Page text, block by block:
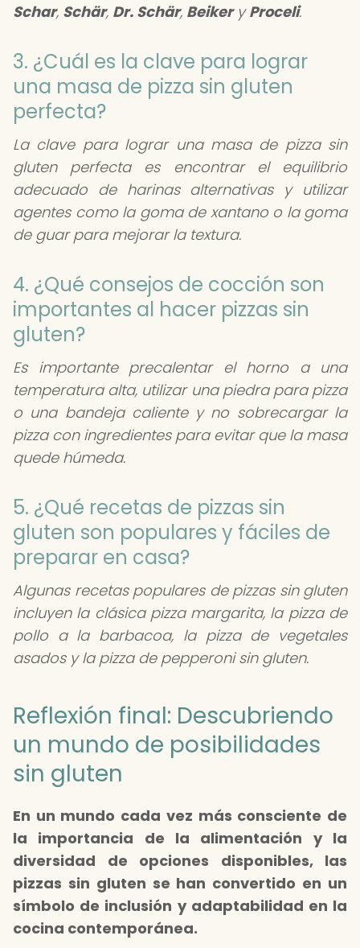
Schar, Schär, Dr. Schär, BeikeryProceli.
3. ¿Cuál es la clave para lograr
una masa de pizza sin gluten
perfecta?
La clave para lograr una masa de pizza sin
gluten perfecta es encontrar el equilibrio
adecuado de harinas alternativas y utilizar
agentes como la goma de xantano o la goma
de guar para mejorar la textura.
4. ¿Qué consejos de cocción son
importantes al hacer pizzas sin
gluten?
Es importante precalentar el horno a una
temperatura alta, utilizar una piedra para pizza
o una bandeja caliente y no sobrecargar la
pizza con ingredientes para evitar que la masa
quede húmeda.
5. ¿Qué recetas de pizzas sin
gluten son populares y fáciles de
preparar en casa?
Algunas recetas populares de pizzas sin gluten
incluyen la clásica pizza margarita, la pizza de
pollo a la barbacoa, la pizza de vegetales
asados y la pizza de pepperoni sin gluten.
Reflexión final: Descubriendo
un mundo de posibilidades
sin gluten
En un mundo cada vez más consciente de
la importancia de la alimentación y la
diversidad de opciones disponibles, las
pizzas sin gluten se han convertido en un
símbolo de inclusión y adaptabilidad en la
cocina contemporánea.